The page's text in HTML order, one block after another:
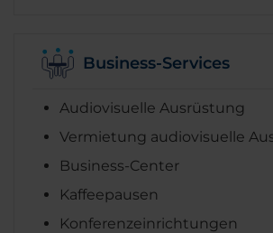
Business-Services
Audiovisuelle Ausrüstung
Vermietung audiovisuelle
Business-Center
Kaffeepausen
Konferenzeinrichtungen